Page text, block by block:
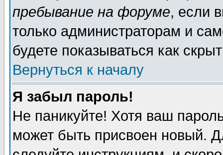
пребывание на форуме, если
только администраторам и
будете показываться как
Вернуться к началу
Я забыл пароль!
Не паникуйте! Хотя ваш
может быть присвоен новый.